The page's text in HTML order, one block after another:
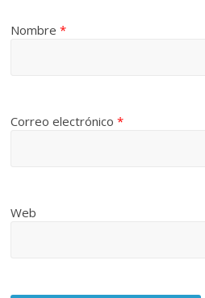
Nombre*
Correo electrónico*
Web